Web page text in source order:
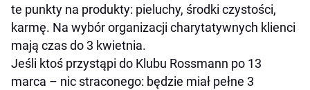
te punkty na produkty: pieluchy, środki czystości,
karmę. Na wybór organizacji charytatywnych klienci
mają czas do 3 kwietnia.
Jeśli ktoś przystąpi do Klubu Rossmann po 13
marca – nic straconego: będzie miał pełne 3